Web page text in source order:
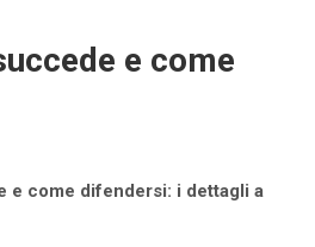
e come
e come difendersi: i dettagli a